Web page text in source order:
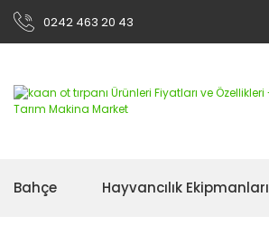
0242 463 20 43
Bahçe Hayvancılık Ekipmanları